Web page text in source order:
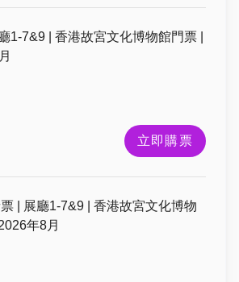
1-7&9 | 香港故宮文化博物館門票 |
立即購票
| 展廳1-7&9 | 香港故宮文化博物
年8月